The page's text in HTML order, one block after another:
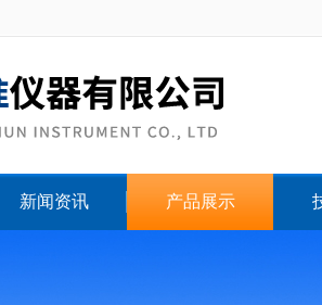
新闻资讯 产品展示